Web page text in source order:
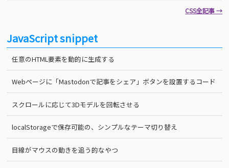
CSS全記事 →
JavaScript snippet
任意のHTML要素を動的に生成する
Webページに「Mastodonで記事をシェア」ボタンを設置するコード
スクロールに応じて3Dモデルを回転させる
localStorageで保存可能の、シンプルなテーマ切り替え
目線がマウスの動きを追う的なやつ